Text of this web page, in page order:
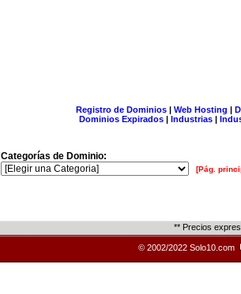
Registro de Dominios| Web Hosting |
Dominios Expirados | Industrias |
Categorías de Dominio:
[Pág.
** Precios
© 2002/2022 Solo10.com